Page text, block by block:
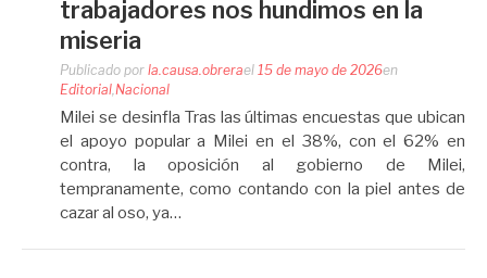
trabajadores nos hundimos en la
miseria
Publicado por la.causa.obrerael 15 de mayo de 2026en
Editorial Nacional
Milei se desinfla Tras las últimas encuestas que ubican
el apoyo popular a Milei en el 38%, con el 62% en
contra, la oposición al gobierno de Milei,
tempranamente, como contando con la piel antes de
cazar al oso, ya…